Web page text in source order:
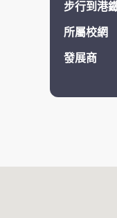
步行到港
所屬校網
發展商